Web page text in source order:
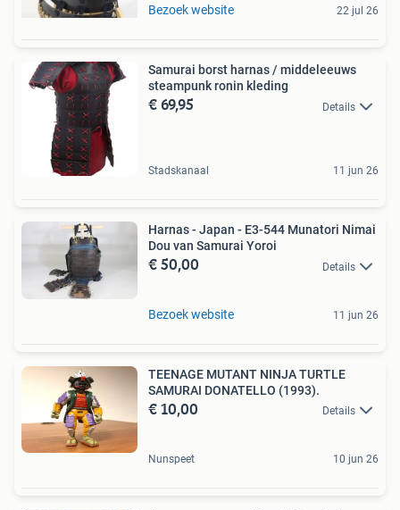
Bezoek website 22 jul 26
Samurai borst harnas / middeleeuws
steampunk ronin kleding
€ 69,95 Details
Stadskanaal 11 jun 26
Harnas - Japan - E3-544 Munatori Nimai
Dou van Samurai Yoroi
€ 50,00 Details
Bezoek website 11 jun 26
TEENAGE MUTANT NINJA TURTLE
SAMURAI DONATELLO (1993).
€ 10,00 Details
Nunspeet 10 jun 26